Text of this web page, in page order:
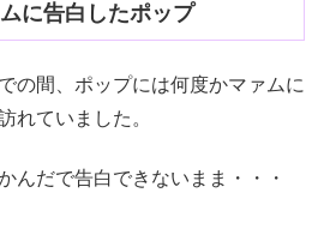
に告白したポップ
の間、ポップには何度かマァムに
れていました。
んだで告白できないまま・・・